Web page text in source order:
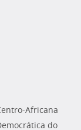
Africana
do